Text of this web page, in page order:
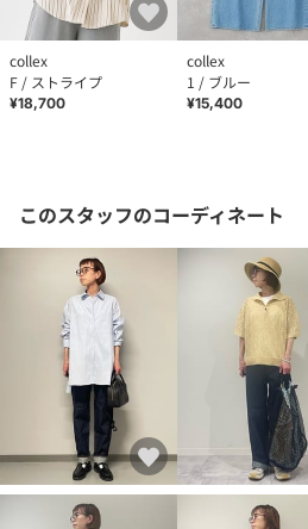
collex
F / ストライプ
¥18,700
collex
1 / ブルー
¥15,400
このスタッフのコーディネート